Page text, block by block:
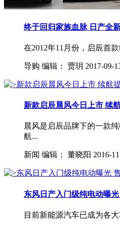
终于回归家族血脉 日产全
在2012年11月份，启辰首
导购 编辑： 贾玥 2017-09-
新款启辰晨风今日上市 续
晨风是启辰品牌下的一款
航...
新闻 编辑： 董晓阳 2016-
东风日产入门级纯电动曝
目前新能源汽车已成为各